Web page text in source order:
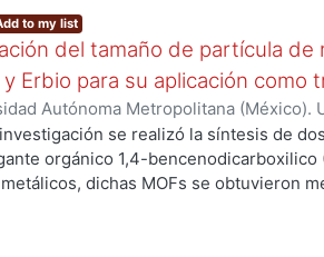
to my list
del tamaño de partícula de
Erbio para su aplicación como
Autónoma Metropolitana (México).
de Información.,2022)Sánchez
se realizó la síntesis de
orgánico 1,4-bencenodicarboxilico
dichas MOFs se obtuvieron